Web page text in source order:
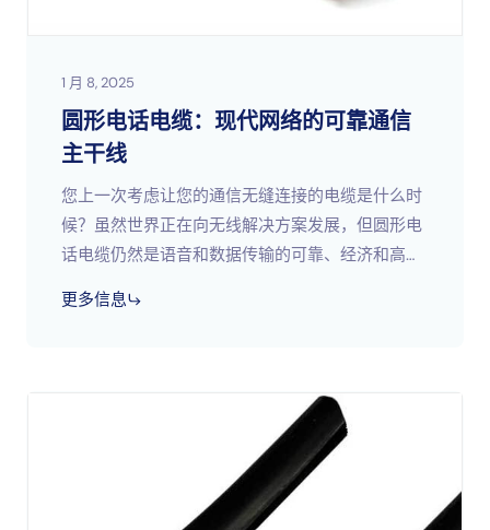
1 月 8, 2025
圆形电话电缆：现代网络的可靠通信
主干线
您上一次考虑让您的通信无缝连接的电缆是什么时
候？虽然世界正在向无线解决方案发展，但圆形电
话电缆仍然是语音和数据传输的可靠、经济和高效
应用于电信、办公网络和其他领域；
更多信息